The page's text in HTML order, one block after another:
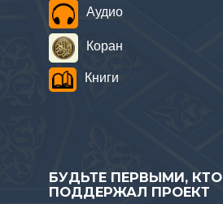
Аудио
Коран
Книги
БУДЬТЕ ПЕРВЫМИ, КТО
ПОДДЕРЖАЛ ПРОЕКТ